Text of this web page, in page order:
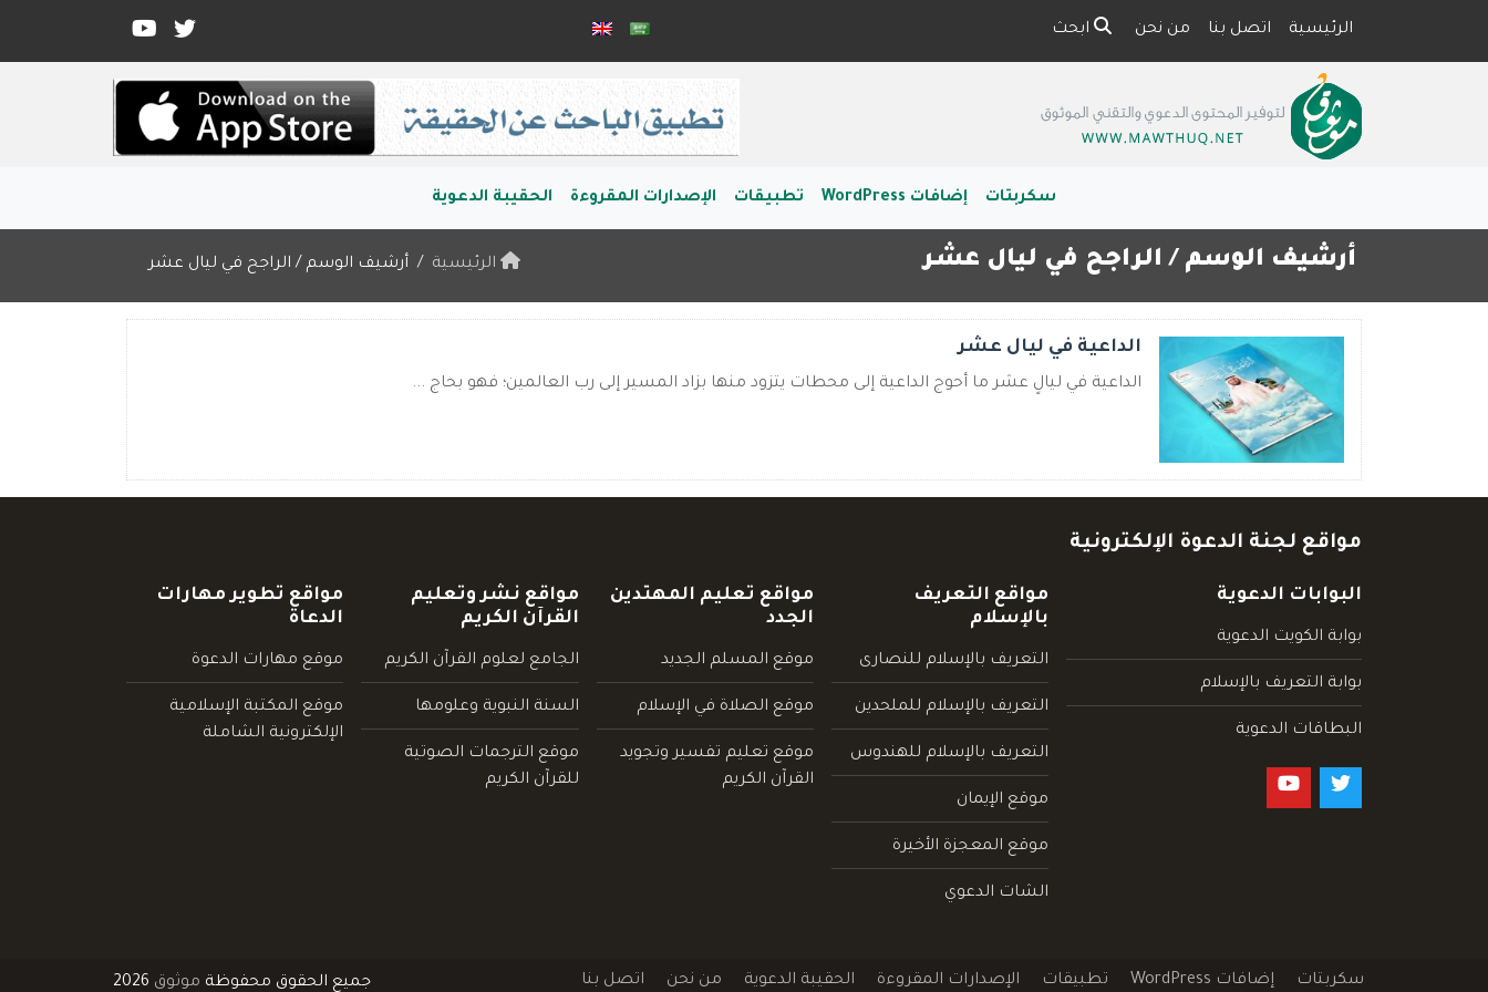
الرئيسية اتصل بنا من نحن ابحث
سكربتات إضافات WordPress تطبيقات الإصدارات المقروءة الحقيبة الدعوية
أرشيف الوسم / الراجح في ليال عشر الرئيسية أرشيف الوسم / الراجح في ليال عشر
الداعية في ليال عشر
الداعية في ليالٍ عشر ما أحوج الداعية إلى محطات يتزود منها بزاد المسير إلى رب العالمين؛ فهو بحاج ...
مواقع لجنة الدعوة الإلكترونية
البوابات الدعوية
بوابة الكويت الدعوية
بوابة التعريف بالإسلام
البطاقات الدعوية
مواقع التعريف
بالإسلام
التعريف بالإسلام للنصارى
التعريف بالإسلام للملحدين
التعريف بالإسلام للهندوس
موقع الإيمان
موقع المعجزة الأخيرة
الشات الدعوي
مواقع تعليم المهتدين
الجدد
موقع المسلم الجديد
موقع الصلاة في الإسلام
موقع تعليم تفسير وتجويد
القرآن الكريم
مواقع نشر وتعليم
القرآن الكريم
الجامع لعلوم القرآن الكريم
السنة النبوية وعلومها
موقع الترجمات الصوتية
للقرآن الكريم
مواقع تطوير مهارات
الدعاة
موقع مهارات الدعوة
موقع المكتبة الإسلامية
الإلكترونية الشاملة
سكربتات إضافات WordPress تطبيقات الإصدارات المقروءة الحقيبة الدعوية من نحن اتصل بنا جميع الحقوق محفوظة موثوق